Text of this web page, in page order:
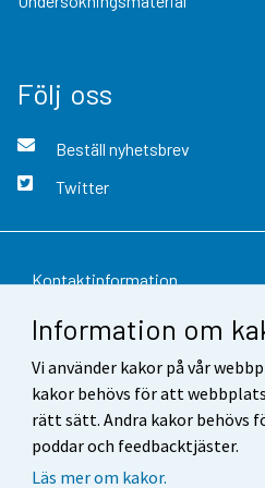
Information om
Vi använder kakor på vår
kakor behövs för att
rätt sätt. Andra kakor behövs
poddar och feedbacktjäster.
Läs mer om kakor.
Följ oss
Beställ nyhetsbrev
Twitter
Kontaktinformation
Respons
Användarvillkor
Dataskydd
Tillgänglighet